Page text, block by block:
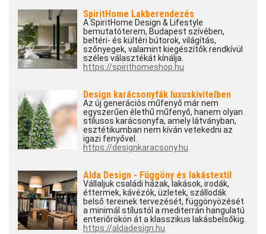
SpiritHome Lakberendezés
A SpiritHome Design & Lifestyle
bemutatóterem, Budapest szívében,
beltéri- és kültéri bútorok, világítás,
szőnyegek, valamint kiegészítők rendkívül
széles választékát kínálja.
https://spirithomeshop.hu
Design karácsonyfák luxuskivitelben
Az új generációs műfenyő már nem
egyszerűen élethű műfenyő, hanem olyan
stílusos karácsonyfa, amely látványban,
esztétikumban nem kíván vetekedni az
igazi fenyővel.
https://designkaracsony.hu
Alda Design - Függöny és lakástextil
Vállaljuk családi házak, lakások, irodák,
éttermek, kávézók, üzletek, szállodák
belső tereinek tervezését, függönyözését
a minimál stílustól a mediterrán hangulatú
enteriőrökön át a klasszikus lakásbelsőkig.
https://aldadesign.hu